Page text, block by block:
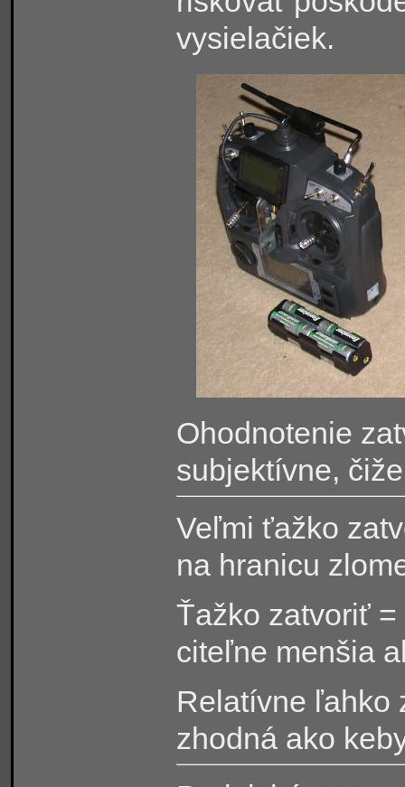
vysielačiek.
Ohodnotenie
subjektívne,
Veľmi ťažko
na hranicu
Ťažko zatvoriť
citeľne menšia
Relatívne ľahko
zhodná ako